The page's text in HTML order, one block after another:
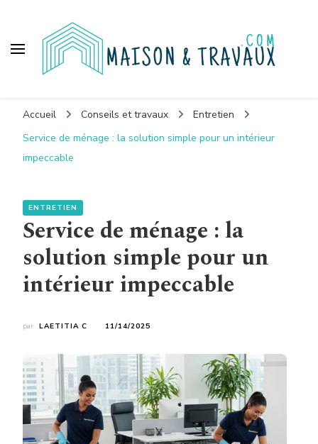
Accueil Conseils et travaux
Entretien
Service de ménage : la solution simple pour un intérieur
impeccable
ENTRETIEN
Service de ménage : la
solution simple pour un
intérieur impeccable
par LAETITIA C 11/14/2025